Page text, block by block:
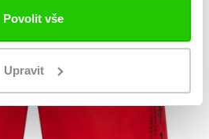
Povolit vše
Upravit